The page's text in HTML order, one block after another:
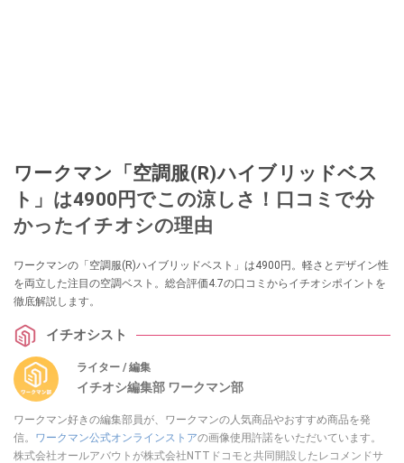
ワークマン「空調服(R)ハイブリッドベス
ト」は4900円でこの涼しさ！口コミで分
かったイチオシの理由
ワークマンの「空調服(R)ハイブリッドベスト」は4900円。軽さとデザイン性
を両立した注目の空調ベスト。総合評価4.7の口コミからイチオシポイントを
徹底解説します。
イチオシスト
ライター / 編集
イチオシ編集部 ワークマン部
ワークマン好きの編集部員が、ワークマンの人気商品やおすすめ商品を発
信。 ワークマン公式オンラインストアの画像使用許諾をいただいています。
株式会社オールアバウトが株式会社NTTドコモと共同開設したレコメンドサ